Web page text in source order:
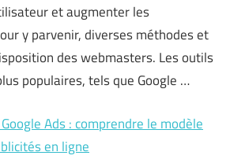
et augmenter les
y parvenir, diverses méthodes et
des webmasters. Les outils
populaires, tels que Google …
Ads : comprendre le modèle
en ligne